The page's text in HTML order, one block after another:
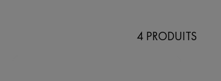
4 PRODUITS